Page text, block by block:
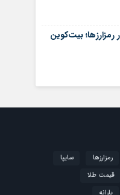
بیت‌کوین
رمزارزها
سایپا
قیمت طلا
یارانه